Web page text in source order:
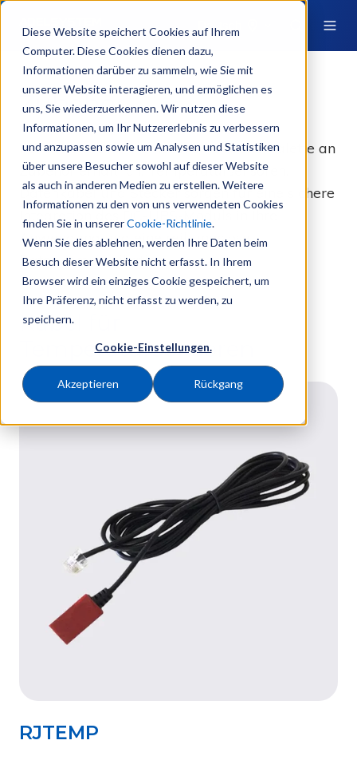
Diese Website speichert Cookies auf Ihrem
Computer. Diese Cookies dienen dazu,
Informationen darüber zu sammeln, wie Sie mit
unserer Website interagieren, und ermöglichen es
uns, Sie wiederzuerkennen. Wir nutzen diese
Informationen, um Ihr Nutzererlebnis zu verbessern
und anzupassen sowie um Analysen und Statistiken
über unsere Besucher sowohl auf dieser Website
als auch in anderen Medien zu erstellen. Weitere
Informationen zu den von uns verwendeten Cookies
finden Sie in unsererCookie-Richtlinie.
Wenn Sie dies ablehnen, werden Ihre Daten beim
Besuch dieser Website nicht erfasst. In Ihrem
Browser wird ein einziges Cookie gespeichert, um
Ihre Präferenz, nicht erfasst zu werden, zu
speichern.
Cookie-Einstellungen.
Akzeptieren Rückgang
Deutsch
Zubehör
Für die DC-UPS-Reihe ist eine breite Palette an
Zubehör erhältlich. Temperatursensoren,
Datenkabel und Stecker sorgen für eine sichere
Integration des DC-UPS-Moduls in Ihre
Anwendung und eine reibungslose
Datenkommunikation.
Kabel für
Temperatursensoren
RJTEMP